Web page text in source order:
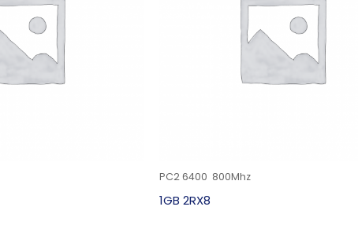
PC2 6400 800Mhz
1GB 2RX8